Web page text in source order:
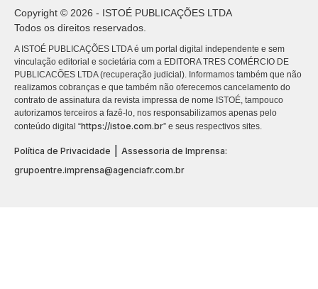
Copyright © 2026 - ISTOÉ PUBLICAÇÕES LTDA
Todos os direitos reservados.
A ISTOÉ PUBLICAÇÕES LTDA é um portal digital independente e sem
vinculação editorial e societária com a EDITORA TRES COMÉRCIO DE
PUBLICACÕES LTDA (recuperação judicial). Informamos também que não
realizamos cobranças e que também não oferecemos cancelamento do
contrato de assinatura da revista impressa de nome ISTOÉ, tampouco
autorizamos terceiros a fazê-lo, nos responsabilizamos apenas pelo
conteúdo digital “https://istoe.com.br” e seus respectivos sites.
Política de Privacidade
Assessoria de Imprensa:
grupoentre.imprensa@agenciafr.com.br